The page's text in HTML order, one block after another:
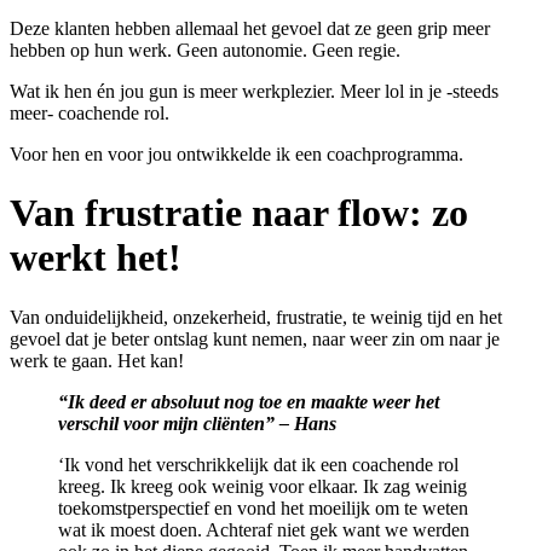
Deze klanten hebben allemaal het gevoel dat ze geen grip meer
hebben op hun werk. Geen autonomie. Geen regie.
Wat ik hen én jou gun is meer werkplezier. Meer lol in je -steeds
meer- coachende rol.
Voor hen en voor jou ontwikkelde ik een coachprogramma.
Van frustratie naar flow: zo
werkt het!
Van onduidelijkheid, onzekerheid, frustratie, te weinig tijd en het
gevoel dat je beter ontslag kunt nemen, naar weer zin om naar je
werk te gaan. Het kan!
“Ik deed er absoluut nog toe en maakte weer het
verschil voor mijn cliënten” – Hans
‘Ik vond het verschrikkelijk dat ik een coachende rol
kreeg. Ik kreeg ook weinig voor elkaar. Ik zag weinig
toekomstperspectief en vond het moeilijk om te weten
wat ik moest doen. Achteraf niet gek want we werden